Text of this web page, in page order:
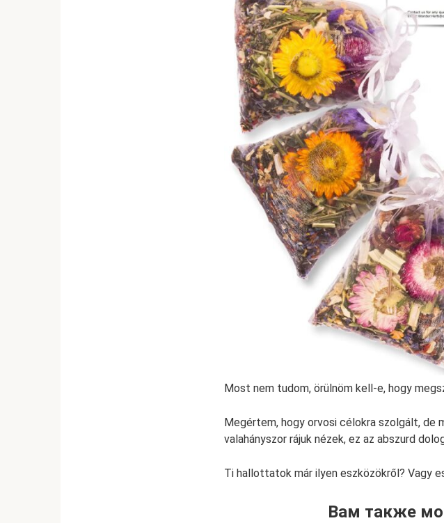
Most nem tudom, örülnöm kell-e, hogy
Megértem, hogy orvosi célokra szolgált, de
valahányszor rájuk nézek, ez az abszurd
Ti hallottatok már ilyen eszközökről? Vagy
Вам также